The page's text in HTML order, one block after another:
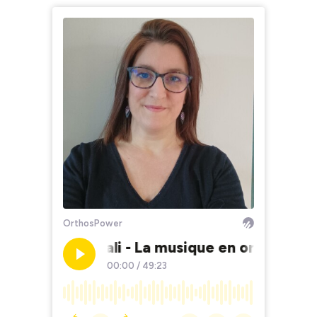
OrthosPower
#32. Magali - La musique en
00:00 / 49:23